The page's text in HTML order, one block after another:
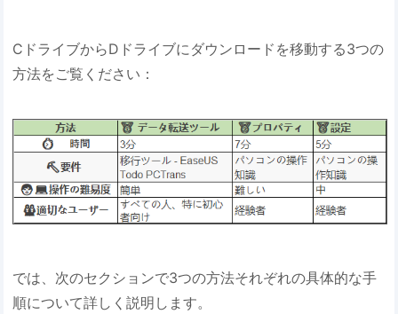
CドライブからDドライブにダウンロードを移動する3つの
方法をご覧ください：
では、次のセクションで3つの方法それぞれの具体的な手
順について詳しく説明します。